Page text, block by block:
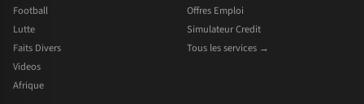
Football
Lutte
Faits Divers
Videos
Afrique
Offres Emploi
Simulateur Credit
Tous les services →